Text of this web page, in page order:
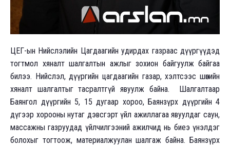
ЦЕГ-ын Нийслэлийн Цагдаагийн удирдах газраас дүүргүүдэд
тогтмол хяналт шалгалтын ажлыг зохион байгуулж байгаа
билээ. Нийслэл, дүүргийн цагдаагийн газар, хэлтсээс шөнийн
хяналт шалгалтыг тасралтгүй явуулж байна. Шалгалтаар
Баянгол дүүргийн 5, 15 дугаар хороо, Баянзүрх дүүргийн 4
дүгээр хорооны нутаг дэвсгэрт үйл ажиллагаа явуулдаг саун,
массажны газруудад үйлчилгээний ажилчид нь биеэ үнэлдэг
болохыг тогтоож, материалжуулан шалгаж байна. Баянзүрх